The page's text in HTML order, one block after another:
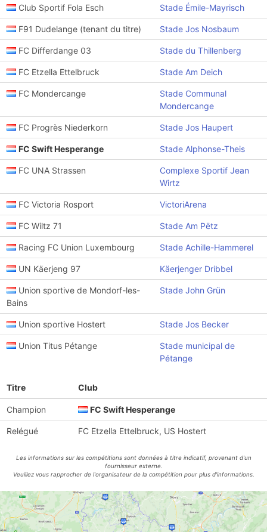
Club Sportif Fola Esch Stade Émile-Mayrisch
F91 Dudelange (tenant du titre) Stade Jos Nosbaum
FC Differdange 03 Stade du Thillenberg
FC Etzella Ettelbruck Stade Am Deich
FC Mondercange
Stade Communal
Mondercange
FC Progrès Niederkorn Stade Jos Haupert
FC Swift Hesperange Stade Alphonse-Theis
FC UNA Strassen
Complexe Sportif Jean
Wirtz
FC Victoria Rosport VictoriArena
FC Wiltz 71 Stade Am Pëtz
Racing FC Union Luxembourg Stade Achille-Hammerel
UN Käerjeng 97 Käerjenger Dribbel
Union sportive de Mondorf-les-
Bains
Stade John Grün
Union sportive Hostert Stade Jos Becker
Union Titus Pétange
Stade municipal de
Pétange
Titre Club
Champion FC Swift Hesperange
Relégué FC Etzella Ettelbruck, US Hostert
Les informations sur les compétitions sont données à titre indicatif, provenant d'un
fournisseur externe.
Veuillez vous rapprocher de l'organisateur de la compétition pour plus d'informations.